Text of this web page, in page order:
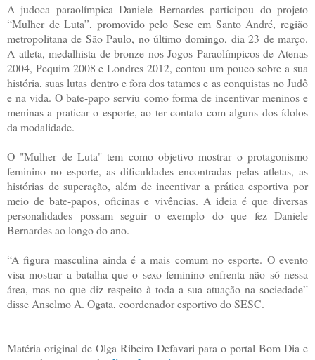
A judoca paraolímpica Daniele Bernardes participou do projeto
“Mulher de Luta”, promovido pelo Sesc em Santo André, região
metropolitana de São Paulo, no último domingo, dia 23 de março.
A atleta, medalhista de bronze nos Jogos Paraolímpicos de Atenas
2004, Pequim 2008 e Londres 2012, contou um pouco sobre a sua
história, suas lutas dentro e fora dos tatames e as conquistas no Judô
e na vida. O bate-papo serviu como forma de incentivar meninos e
meninas a praticar o esporte, ao ter contato com alguns dos ídolos
da modalidade.
O "Mulher de Luta" tem como objetivo mostrar o protagonismo
feminino no esporte, as dificuldades encontradas pelas atletas, as
histórias de superação, além de incentivar a prática esportiva por
meio de bate-papos, oficinas e vivências. A ideia é que diversas
personalidades possam seguir o exemplo do que fez Daniele
Bernardes ao longo do ano.
“A figura masculina ainda é a mais comum no esporte. O evento
visa mostrar a batalha que o sexo feminino enfrenta não só nessa
área, mas no que diz respeito à toda a sua atuação na sociedade”
disse Anselmo A. Ogata, coordenador esportivo do SESC.
Matéria original de Olga Ribeiro Defavari para o portal Bom Dia e